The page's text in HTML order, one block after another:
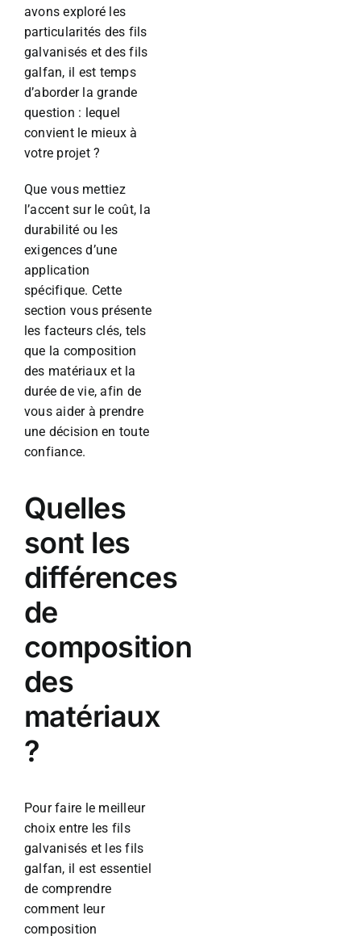
avons exploré les
particularités des fils
galvanisés et des fils
galfan, il est temps
d’aborder la grande
question : lequel
convient le mieux à
votre projet ?
Que vous mettiez
l’accent sur le coût, la
durabilité ou les
exigences d’une
application
spécifique. Cette
section vous présente
les facteurs clés, tels
que la composition
des matériaux et la
durée de vie, afin de
vous aider à prendre
une décision en toute
confiance.
Quelles
sont les
différences
de
composition
des
matériaux
?
Pour faire le meilleur
choix entre les fils
galvanisés et les fils
galfan, il est essentiel
de comprendre
comment leur
composition